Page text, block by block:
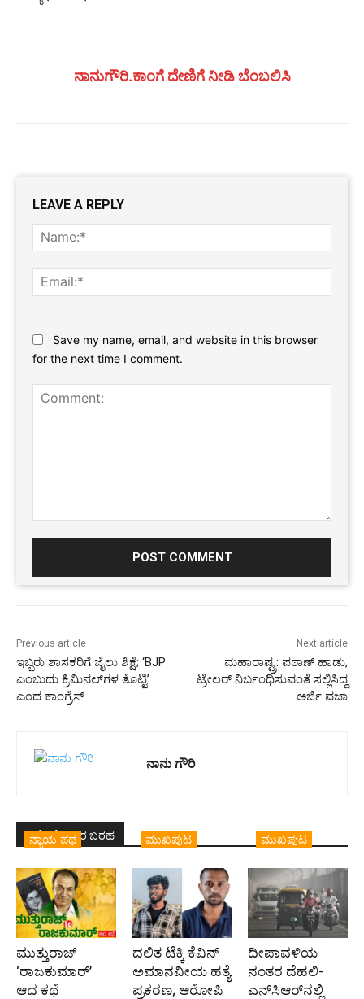
ನಾನುಗೌರಿ.ಕಾಂಗೆ ದೇಣಿಗೆ ನೀಡಿ ಬೆಂಬಲಿಸಿ
LEAVE A REPLY
Save my name, email, and website in this browser
for the next time I comment.
Previous article
ಇಬ್ಬರು ಶಾಸಕರಿಗೆ ಜೈಲು ಶಿಕ್ಷೆ; ‘BJP
ಎಂಬುದು ಕ್ರಿಮಿನಲ್‍ಗಳ ತೊಟ್ಟಿ’
ಎಂದ ಕಾಂಗ್ರೆಸ್
Next article
ಮಹಾರಾಷ್ಟ್ರ: ಪಠಾಣ್ ಹಾಡು,
ಟ್ರೇಲರ್‌‌ ನಿರ್ಬಂಧಿಸುವಂತೆ ಸಲ್ಲಿಸಿದ್ದ
ಅರ್ಜಿ ವಜಾ
ನಾನು ಗೌರಿ
ಇದೇ ಲೇಖಕರ ಬರಹ
ನ್ಯಾಯ ಪಥ
ಮುತ್ತುರಾಜ್
‘ರಾಜಕುಮಾರ್‍’
ಆದ ಕಥೆ
ಮುಖಪುಟ
ದಲಿತ ಟೆಕ್ಕಿ ಕೆವಿನ್
ಅಮಾನವೀಯ ಹತ್ಯೆ
ಪ್ರಕರಣ; ಆರೋಪಿ
ಮುಖಪುಟ
ದೀಪಾವಳಿಯ
ನಂತರ ದೆಹಲಿ-
ಎನ್‌ಸಿಆರ್‌ನಲ್ಲಿ